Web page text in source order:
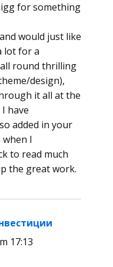
for something
would just like
lot for a
round thrilling
design),
it all at the
have
added in your
when I
to read much
the great work.
17:13